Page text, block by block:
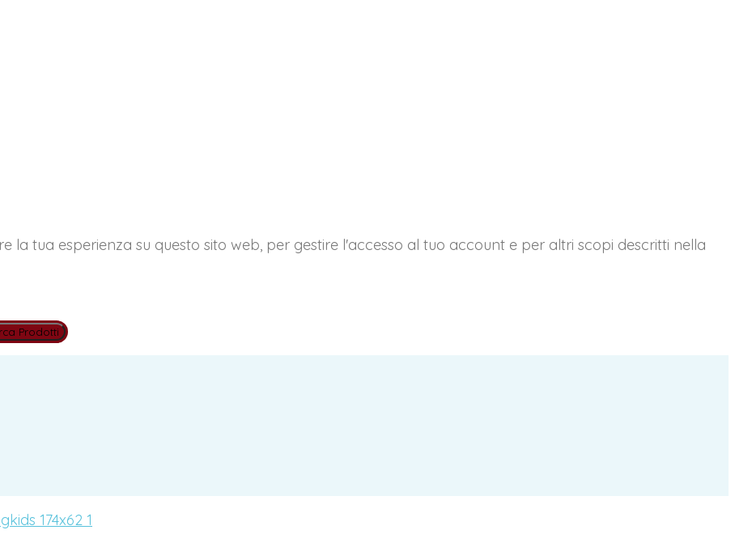
la tua esperienza su questo sito web, per gestire l'accesso al tuo account e per altri scopi descritti nella